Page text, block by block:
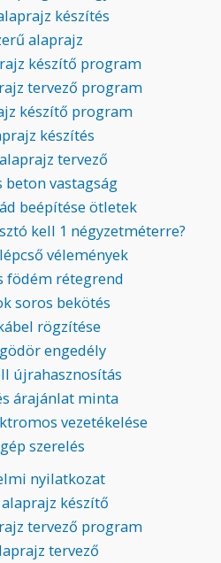
készítés
alaprajz
készítő program
tervező program
készítő program
készítés
tervező
beton vastagság
beépítése ötletek
kell 1 négyzetméterre?
vélemények
födém rétegrend
soros bekötés
rögzítése
engedély
újrahasznosítás
árajánlat minta
vezetékelése
szerelés
nyilatkozat
készítő
tervező program
tervező